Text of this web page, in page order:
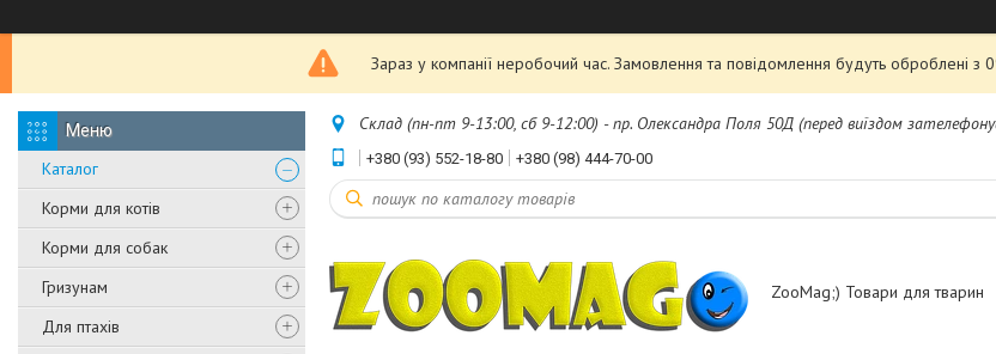
Зараз у компанії неробочий час. Замовлення та повідомлення будуть оброблені з
Каталог
Корми для котів
Корми для собак
Гризунам
Для птахів
Склад (пн-пт 9-13:00, сб 9-12:00) - пр. Олександра Поля 50Д (перед виїздом
+380 (93) 552-18-80 +380 (98) 444-70-00
ZooMag;) Товари для тварин